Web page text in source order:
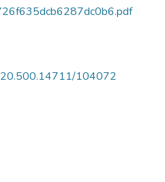
20.500.14711/104072